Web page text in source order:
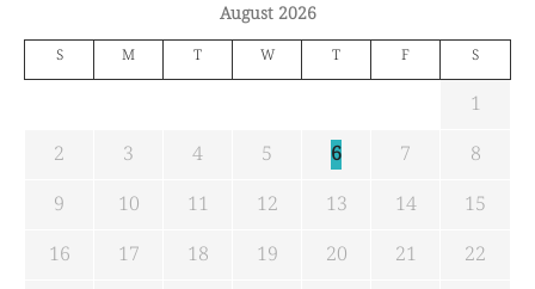
August 2026
S M T W T F S
1
2
3 4 5 6 7
8
9
10 11 12 13 14
15
16
17 18 19 20 21
22